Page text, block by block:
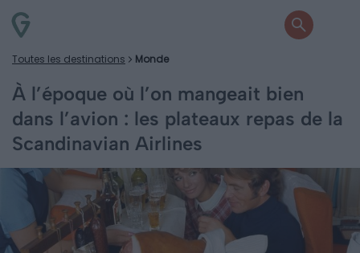
Toutes les destinations Monde
À l’époque où l’on mangeait bien
dans l’avion : les plateaux repas de la
Scandinavian Airlines